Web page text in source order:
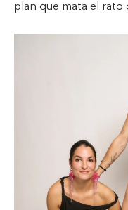
plan que mata el rato